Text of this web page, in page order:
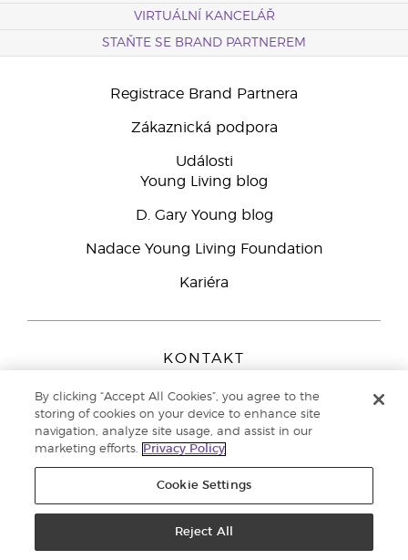
VIRTUÁLNÍ KANCELÁŘ
STAŇTE SE BRAND PARTNEREM
Registrace Brand Partnera
Zákaznická podpora
Události
Young Living blog
D. Gary Young blog
Nadace Young Living Foundation
Kariéra
KONTAKT
Peizerweg 97
9727 AJ Groningen
Netherlands
Zákaznická podpora800 144 066
ochrany osobních údajů
By clicking “Accept All Cookies”, you agree to the
storing of cookies on your device to enhance site
navigation, analyze site usage, and assist in our
marketing efforts.
Privacy Policy
Cookie Settings
Reject All